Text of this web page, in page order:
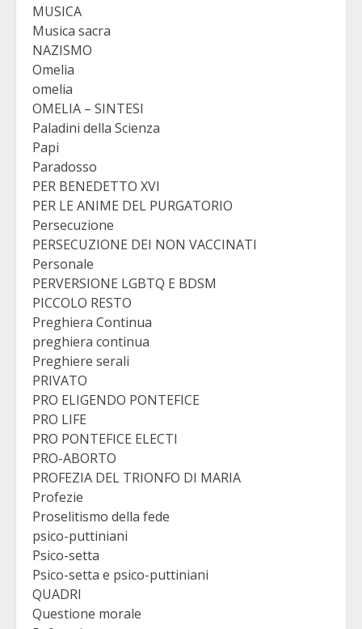
MUSICA
Musica sacra
NAZISMO
Omelia
omelia
OMELIA – SINTESI
Paladini della Scienza
Papi
Paradosso
PER BENEDETTO XVI
PER LE ANIME DEL PURGATORIO
Persecuzione
PERSECUZIONE DEI NON VACCINATI
Personale
PERVERSIONE LGBTQ E BDSM
PICCOLO RESTO
Preghiera Continua
preghiera continua
Preghiere serali
PRIVATO
PRO ELIGENDO PONTEFICE
PRO LIFE
PRO PONTEFICE ELECTI
PRO-ABORTO
PROFEZIA DEL TRIONFO DI MARIA
Profezie
Proselitismo della fede
psico-puttiniani
Psico-setta
Psico-setta e psico-puttiniani
QUADRI
Questione morale